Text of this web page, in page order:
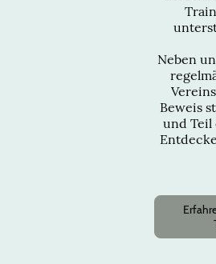
Neben
Beweis
und Teil